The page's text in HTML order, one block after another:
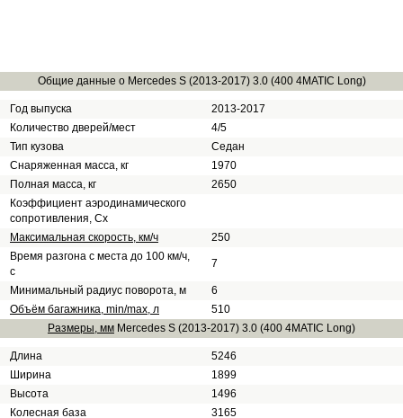
Общие данные о Mercedes S (2013-2017) 3.0 (400 4MATIC Long)
Год выпуска
2013-2017
Количество дверей/мест
4/5
Тип кузова
Седан
Снаряженная масса, кг
1970
Полная масса, кг
2650
Коэффициент аэродинамического
сопротивления, Сх
Максимальная скорость, км/ч
250
Время разгона с места до 100 км/ч,
с
7
Минимальный радиус поворота, м
6
Объём багажника, min/max, л
510
Размеры, мм Mercedes S (2013-2017) 3.0 (400 4MATIC Long)
Длина
5246
Ширина
1899
Высота
1496
Колесная база
3165